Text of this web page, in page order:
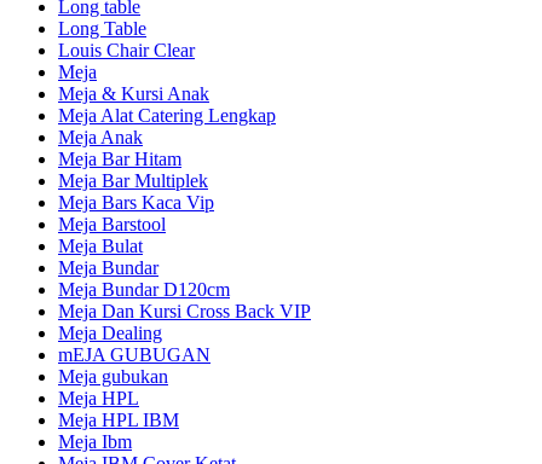
Long table
Long Table
Louis Chair Clear
Meja
Meja & Kursi Anak
Meja Alat Catering Lengkap
Meja Anak
Meja Bar Hitam
Meja Bar Multiplek
Meja Bars Kaca Vip
Meja Barstool
Meja Bulat
Meja Bundar
Meja Bundar D120cm
Meja Dan Kursi Cross Back VIP
Meja Dealing
mEJA GUBUGAN
Meja gubukan
Meja HPL
Meja HPL IBM
Meja Ibm